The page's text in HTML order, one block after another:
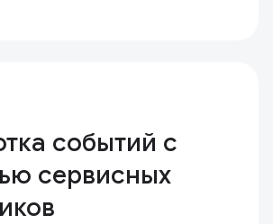
событий с
сервисных